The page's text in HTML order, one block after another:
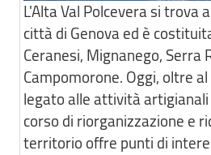
L'Alta Val Polcevera si trova
città di Genova ed è
Ceranesi, Mignanego, Serra
Campomorone. Oggi, oltre
legato alle attività artigianali
corso di riorganizzazione e
territorio offre punti di